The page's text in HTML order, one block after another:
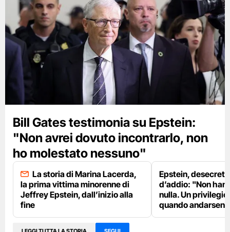
Bill Gates testimonia su Epstein:
"Non avrei dovuto incontrarlo, non
ho molestato nessuno"
La storia di Marina Lacerda,
la prima vittima minorenne di
Jeffrey Epstein, dall’inizio alla
fine
Epstein,
d’addio: "Non
nulla. Un
quando